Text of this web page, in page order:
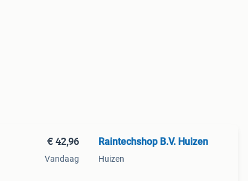
€ 42,96
Vandaag
Raintechshop B.V. Huizen
Huizen